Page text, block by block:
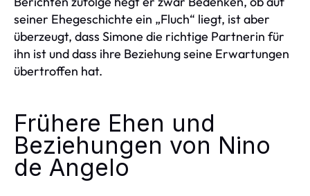
seiner Ehegeschichte ein „Fluch“ liegt, ist aber
überzeugt, dass Simone die richtige Partnerin für
ihn ist und dass ihre Beziehung seine Erwartungen
übertroffen hat.
Frühere Ehen und
Beziehungen von Nino
de Angelo